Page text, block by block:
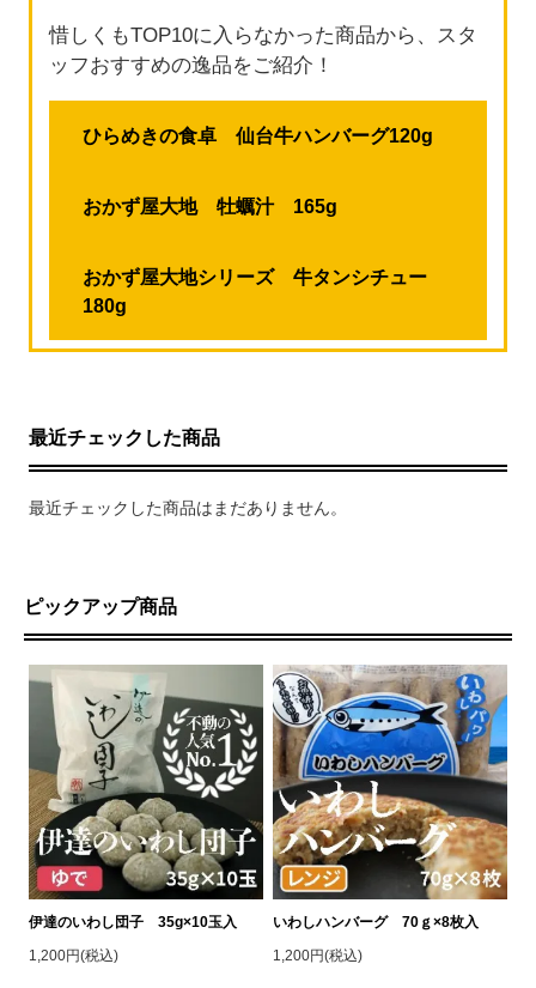
惜しくもTOP10に入らなかった商品から、スタ
ッフおすすめの逸品をご紹介！
ひらめきの食卓 仙台牛ハンバーグ120g
おかず屋大地 牡蠣汁 165g
おかず屋大地シリーズ 牛タンシチュー
180g
最近チェックした商品
最近チェックした商品はまだありません。
ピックアップ商品
伊達のいわし団子 35g×10玉入
1,200円(税込)
いわしハンバーグ 70ｇ×8枚入
1,200円(税込)